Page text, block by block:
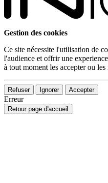
Gestion des cookies
Ce site nécessite l'utilisation de
l'audience et offrir une
à tout moment les accepter ou les
Refuser Ignorer Accepter
Erreur
Retour page d'accueil